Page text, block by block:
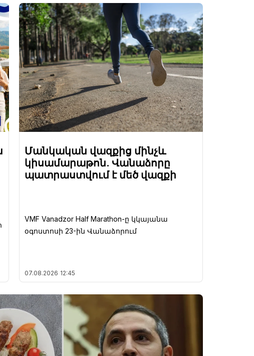
Մանկական վազքից մինչև
կիսամարաթոն. Վանաձորը
պատրաստվում է մեծ վազքի
VMF Vanadzor Half Marathon-ը կկայանա
օգոստոսի 23-ին Վանաձորում
07.08.2026 12:45